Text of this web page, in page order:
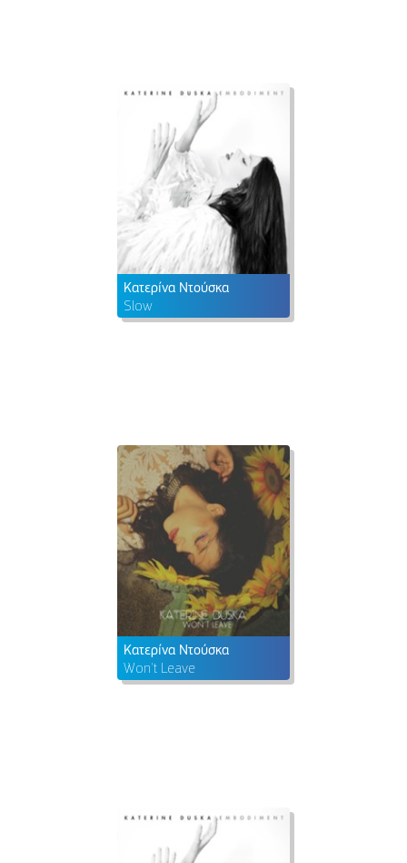
Κατερίνα Ντούσκα
Slow
Κατερίνα Ντούσκα
Won't Leave